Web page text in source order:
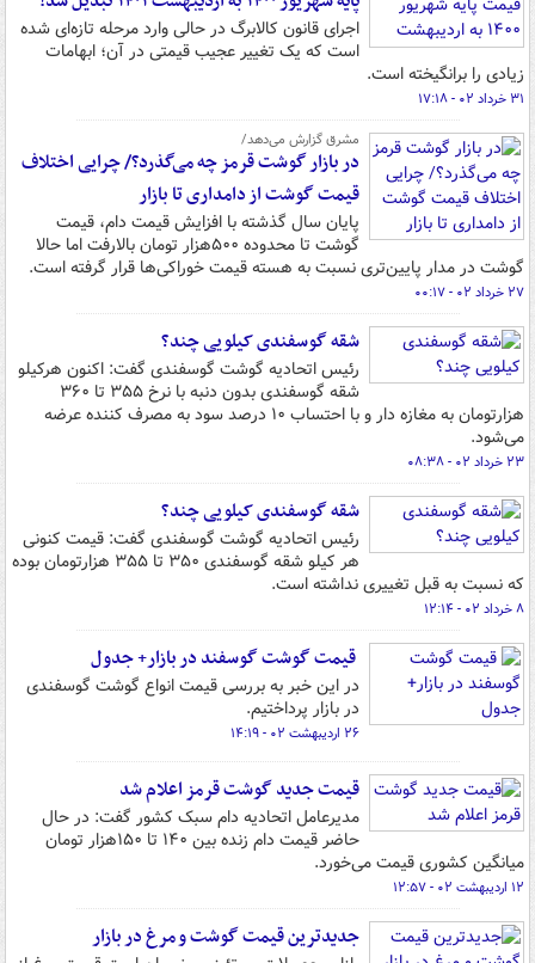
اجرای قانون کالابرگ در حالی وارد مرحله تازه‌ای شده
است که یک تغییر عجیب قیمتی در آن؛ ابهامات
زیادی را برانگیخته است.
۳۱ خرداد ۰۲ - ۱۷:۱۸
مشرق گزارش می‌دهد/
در بازار گوشت قرمز چه می‌گذرد؟/ چرایی اختلاف
قیمت گوشت از دامداری تا بازار
پایان سال گذشته با افزایش قیمت دام، قیمت
گوشت تا محدوده ۵۰۰هزار تومان بالارفت اما حالا
گوشت در مدار پایین‌تری نسبت به هسته قیمت خوراکی‌ها قرار گرفته است.
۲۷ خرداد ۰۲ - ۰۰:۱۷
شقه گوسفندی کیلویی چند؟
رئیس اتحادیه گوشت گوسفندی گفت: اکنون هرکیلو
شقه گوسفندی بدون دنبه با نرخ ۳۵۵ تا ۳۶۰
هزارتومان به مغازه دار و با احتساب ۱۰ درصد سود به مصرف کننده عرضه
می‌شود.
۲۳ خرداد ۰۲ - ۰۸:۳۸
شقه گوسفندی کیلویی چند؟
رئیس اتحادیه گوشت گوسفندی گفت: قیمت کنونی
هر کیلو شقه گوسفندی ۳۵۰ تا ۳۵۵ هزارتومان بوده
که نسبت به قبل تغییری نداشته است.
۸ خرداد ۰۲ - ۱۲:۱۴
قیمت گوشت گوسفند در بازار+ جدول
در این خبر به بررسی قیمت انواع گوشت گوسفندی
در بازار پرداختیم.
۲۶ اردیبهشت ۰۲ - ۱۴:۱۹
قیمت جدید گوشت قرمز اعلام شد
مدیرعامل اتحادیه دام سبک کشور گفت: در حال
حاضر قیمت دام زنده بین ۱۴۰ تا ۱۵۰هزار تومان
میانگین کشوری قیمت می‌خورد.
۱۲ اردیبهشت ۰۲ - ۱۲:۵۷
جدیدترین قیمت گوشت و مرغ در بازار